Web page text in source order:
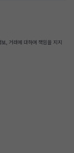
, 거래에 대하여 책임을 지지